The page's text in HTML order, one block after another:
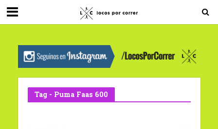
G-0X2PD3RFLV
Tag - Puma Faas 600